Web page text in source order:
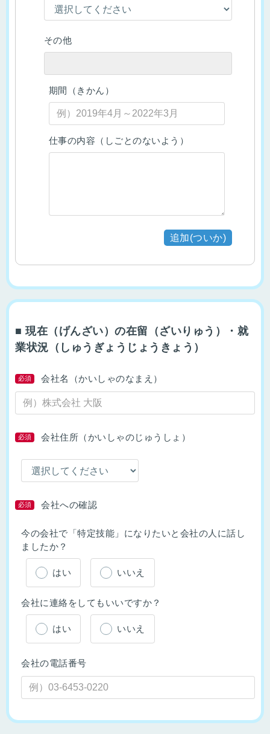
その他
期間（きかん）
仕事の内容（しごとのないよう）
追加(ついか)
■ 現在（げんざい）の在留（ざいりゅう）・就
業状況（しゅうぎょうじょうきょう）
必須 会社名（かいしゃのなまえ）
必須 会社住所（かいしゃのじゅうしょ）
必須 会社への確認
今の会社で「特定技能」になりたいと会社の人に話し
ましたか？
はい いいえ
会社に連絡をしてもいいですか？
はい いいえ
会社の電話番号